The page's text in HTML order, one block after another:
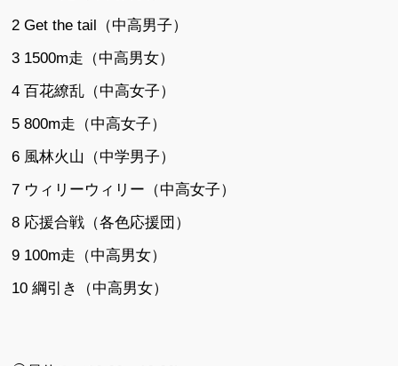
2 Get the tail（中高男子）
3 1500m走（中高男女）
4 百花繚乱（中高女子）
5 800m走（中高女子）
6 風林火山（中学男子）
7 ウィリーウィリー（中高女子）
8 応援合戦（各色応援団）
9 100m走（中高男女）
10 綱引き（中高男女）